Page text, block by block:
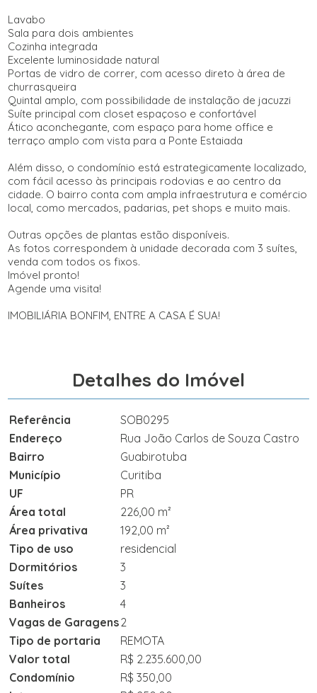
Lavabo
Sala para dois ambientes
Cozinha integrada
Excelente luminosidade natural
Portas de vidro de correr, com acesso direto à área de
churrasqueira
Quintal amplo, com possibilidade de instalação de jacuzzi
Suíte principal com closet espaçoso e confortável
Ático aconchegante, com espaço para home office e
terraço amplo com vista para a Ponte Estaiada
Além disso, o condomínio está estrategicamente localizado,
com fácil acesso às principais rodovias e ao centro da
cidade. O bairro conta com ampla infraestrutura e comércio
local, como mercados, padarias, pet shops e muito mais.
Outras opções de plantas estão disponíveis.
As fotos correspondem à unidade decorada com 3 suítes,
venda com todos os fixos.
Imóvel pronto!
Agende uma visita!
IMOBILIÁRIA BONFIM, ENTRE A CASA É SUA!
Detalhes do Imóvel
Referência
SOB0295
Endereço
Rua João Carlos de Souza Castro
Bairro
Guabirotuba
Município
Curitiba
UF
PR
Área total
226,00 m²
Área privativa
192,00 m²
Tipo de uso
residencial
Dormitórios
3
Suítes
3
Banheiros
4
Vagas de Garagens2
Tipo de portaria
REMOTA
Valor total
R$ 2.235.600,00
Condomínio
R$ 350,00